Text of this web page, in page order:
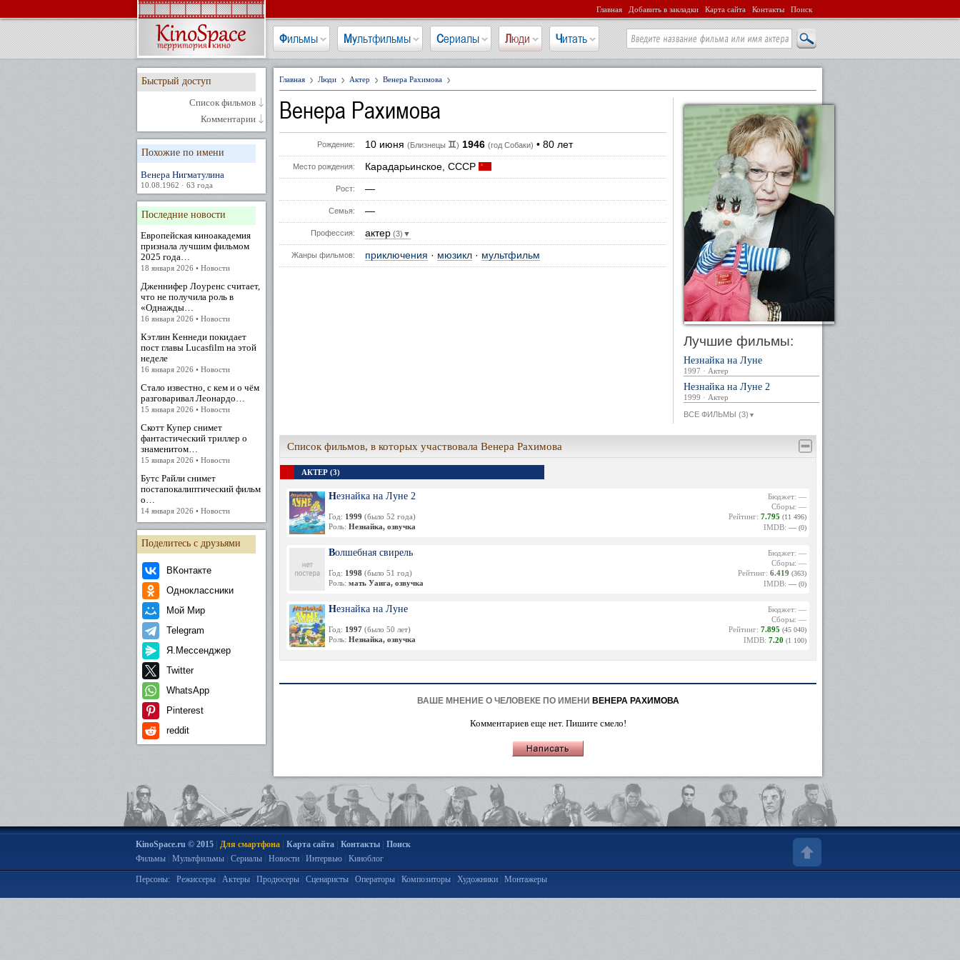
Главная Добавить в закладки Карта сайта Контакты Поиск
Фильмы Мультфильмы Сериалы Люди Читать
Быстрый доступ
Список фильмов
Комментарии
Похожие по имени
Венера Нигматулина
10.08.1962 · 63 года
Последние новости
Европейская киноакадемия
признала лучшим фильмом
2025 года…
18 января 2026 • Новости
Дженнифер Лоуренс считает,
что не получила роль в
«Однажды…
16 января 2026 • Новости
Кэтлин Кеннеди покидает
пост главы Lucasfilm на этой
неделе
16 января 2026 • Новости
Стало известно, с кем и о чём
разговаривал Леонардо…
15 января 2026 • Новости
Скотт Купер снимет
фантастический триллер о
знаменитом…
15 января 2026 • Новости
Бутс Райли снимет
постапокалиптический фильм
о…
14 января 2026 • Новости
Поделитесь с друзьями
ВКонтакте
Одноклассники
Мой Мир
Telegram
Я.Мессенджер
Twitter
WhatsApp
Pinterest
reddit
Главная Люди Актер Венера Рахимова
Венера Рахимова
Рождение: 10 июня (Близнецы ♊) 1946 (год Собаки) • 80 лет
Место рождения: Карадарьинское, СССР
Рост: —
Семья: —
Профессия: актер (3)▼
Жанры фильмов: приключения · мюзикл · мультфильм
Лучшие фильмы:
Незнайка на Луне
1997 · Актер
Незнайка на Луне 2
1999 · Актер
ВСЕ ФИЛЬМЫ (3) ▼
Список фильмов, в которых участвовала Венера Рахимова
АКТЕР (3)
Незнайка на Луне 2
Год: 1999 (было 52 года)
Роль: Незнайка, озвучка
Бюджет: —
Сборы: —
Рейтинг: 7.795 (11 496)
IMDB: — (0)
Волшебная свирель
Год: 1998 (было 51 год)
Роль: мать Уаига, озвучка
Бюджет: —
Сборы: —
Рейтинг: 6.419 (363)
IMDB: — (0)
Незнайка на Луне
Год: 1997 (было 50 лет)
Роль: Незнайка, озвучка
Бюджет: —
Сборы: —
Рейтинг: 7.895 (45 040)
IMDB: 7.20 (1 100)
ВАШЕ МНЕНИЕ О ЧЕЛОВЕКЕ ПО ИМЕНИ ВЕНЕРА РАХИМОВА
Комментариев еще нет. Пишите смело!
KinoSpace.ru © 2015| Для смартфона| Карта сайта| Контакты| Поиск
Фильмы| Мультфильмы| Сериалы| Новости| Интервью| Киноблог
Персоны: Режиссеры| Актеры| Продюсеры| Сценаристы| Операторы| Композиторы| Художники| Монтажеры